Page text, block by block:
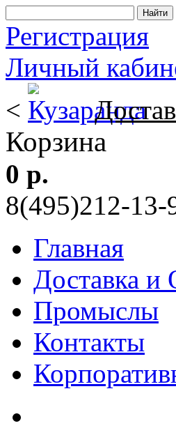
Регистрация
Личный
<
Корзина
0 р.
8(495)212-13-
Главная
Доставка и
Промыслы
Контакты